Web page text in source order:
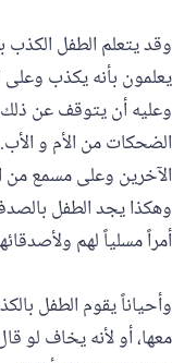
وقد يتعلم الطفل الكذب
يعلمون بأنه يكذب
وعليه أن يتوقف عن
الضحكات من الأم و الأب.
الآخرين وعلى مسمع
وهكذا يجد الطفل
أمراً مسلياً لهم
وأحياناً يقوم الطفل
معها، أو لأنه يخاف لو